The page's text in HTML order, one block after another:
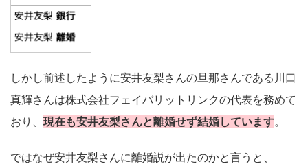
しかし前述したように安井友梨さんの旦那さんである川口
真輝さんは株式会社フェイバリットリンクの代表を務めて
おり、 現在も安井友梨さんと離婚せず結婚しています。
ではなぜ安井友梨さんに離婚説が出たのかと言うと、